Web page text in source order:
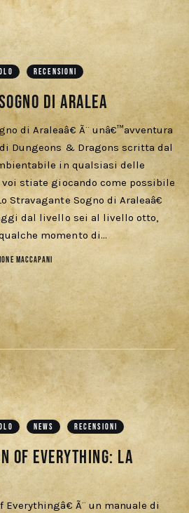
RECENSIONI
di Aralea
di Araleaâ€ Ã¨ unâ€™avventura
Dungeons & Dragons scritta dal
in qualsiasi delle
stiate giocando come possibile
Stravagante Sogno di Araleaâ€
dal livello sei al livello otto,
momento di…
MACCAPANI
NEWS RECENSIONI
of Everything: La
Everythingâ€ Ã¨ un manuale di